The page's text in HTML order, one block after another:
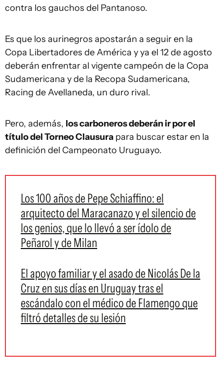
contra los gauchos del Pantanoso.
Es que los aurinegros apostarán a seguir en la
Copa Libertadores de América y ya el 12 de agosto
deberán enfrentar al vigente campeón de la Copa
Sudamericana y de la Recopa Sudamericana,
Racing de Avellaneda, un duro rival.
Pero, además, los carboneros deberán ir por el
título del Torneo Clausura para buscar estar en la
definición del Campeonato Uruguayo.
Los 100 años de Pepe Schiaffino: el
arquitecto del Maracanazo y el silencio de
los genios, que lo llevó a ser ídolo de
Peñarol y de Milan
El apoyo familiar y el asado de Nicolás De la
Cruz en sus días en Uruguay tras el
escándalo con el médico de Flamengo que
filtró detalles de su lesión